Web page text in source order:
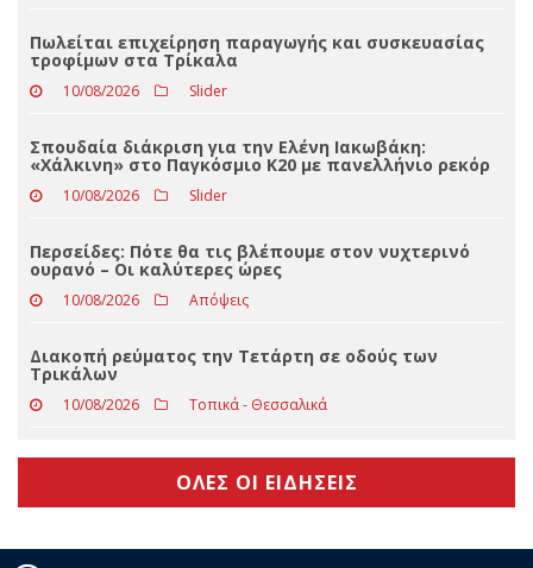
Οι πολιτιστικοί σύλλογοι δεν είναι επιτροπές
πανηγυριών
10/08/2026 Τοπικά - Θεσσαλικά
Πωλείται επιχείρηση παραγωγής και συσκευασίας
τροφίμων στα Τρίκαλα
10/08/2026 Slider
Σπουδαία διάκριση για την Ελένη Ιακωβάκη:
«Χάλκινη» στο Παγκόσμιο Κ20 με πανελλήνιο ρεκόρ
10/08/2026 Slider
Περσείδες: Πότε θα τις βλέπουμε στον νυχτερινό
ουρανό – Οι καλύτερες ώρες
10/08/2026 Απόψεις
Διακοπή ρεύματος την Τετάρτη σε οδούς των
10/08/2026 Τοπικά - Θεσσαλικά